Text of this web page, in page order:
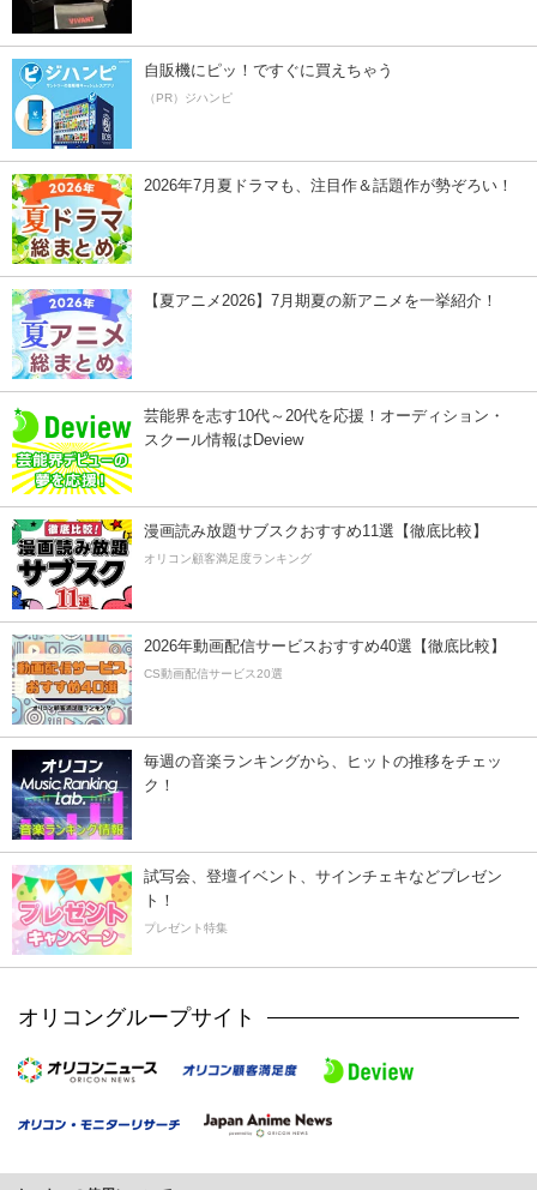
自販機にピッ！ですぐに買えちゃう
（PR）ジハンピ
2026年7月夏ドラマも、注目作＆話題作が勢ぞろい！
【夏アニメ2026】7月期夏の新アニメを一挙紹介！
芸能界を志す10代～20代を応援！オーディション・
スクール情報はDeview
漫画読み放題サブスクおすすめ11選【徹底比較】
オリコン顧客満足度ランキング
2026年動画配信サービスおすすめ40選【徹底比較】
CS動画配信サービス20選
毎週の音楽ランキングから、ヒットの推移をチェッ
ク！
試写会、登壇イベント、サインチェキなどプレゼン
ト！
プレゼント特集
オリコングループサイト